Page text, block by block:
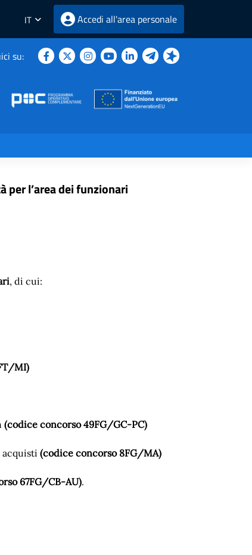
IT Accedi all'area personale
su:
per l’area dei funzionari
per l’area dei funzionari
, di cui:
MI)
(codice concorso 49FG/GC-PC)
(codice concorso 8FG/MA)
67FG/CB-AU).